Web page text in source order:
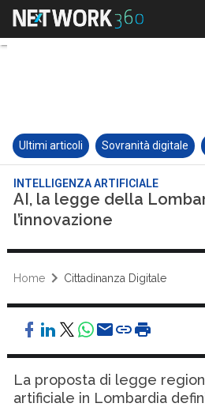
Ultimi articoli Sovranità digitale
INTELLIGENZA ARTIFICIALE
AI, la legge della
l’innovazione
Home Cittadinanza Digitale
La proposta di legge
artificiale in Lombardia